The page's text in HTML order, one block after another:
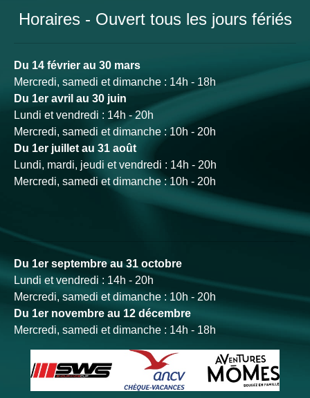
Horaires - Ouvert tous les jours fériés
Du 14 février au 30 mars
Mercredi, samedi et dimanche : 14h - 18h
Du 1er avril au 30 juin
Lundi et vendredi : 14h - 20h
Mercredi, samedi et dimanche : 10h - 20h
Du 1er juillet au 31 août
Lundi, mardi, jeudi et vendredi : 14h - 20h
Mercredi, samedi et dimanche : 10h - 20h
Du 1er septembre au 31 octobre
Lundi et vendredi : 14h - 20h
Mercredi, samedi et dimanche : 10h - 20h
Du 1er novembre au 12 décembre
Mercredi, samedi et dimanche : 14h - 18h